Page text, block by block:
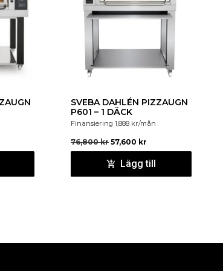
”plug & play”, ingår.
SVEBA DAHLÉN PIZZAUGN
P601 – 1 DÄCK
Finansiering 1,888 kr/mån
76,800kr 57,600 kr
Lägg till